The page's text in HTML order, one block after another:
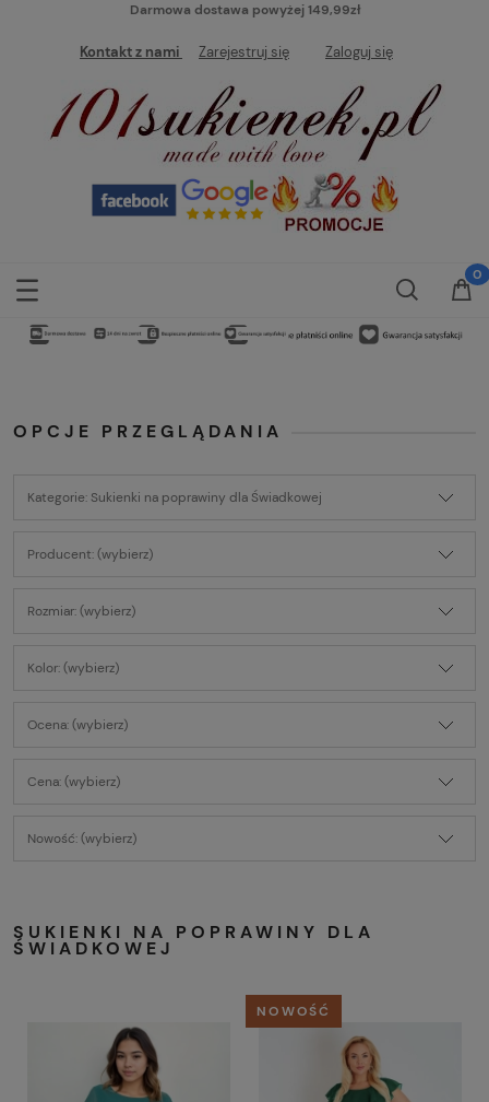
Darmowa dostawa powyżej 149,99zł
Kontakt z nami Zarejestruj się Zaloguj się
OPCJE PRZEGLĄDANIA
Kategorie: Sukienki na poprawiny dla Świadkowej
Producent: (wybierz)
Rozmiar: (wybierz)
Kolor: (wybierz)
Ocena: (wybierz)
Cena: (wybierz)
Nowość: (wybierz)
SUKIENKI NA POPRAWINY DLA
ŚWIADKOWEJ
NOWOŚĆ